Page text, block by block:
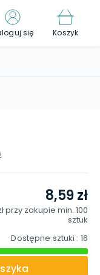
się Koszyk
8,59 zł
przy zakupie min. 100
sztuk
Dostępne sztuki : 16